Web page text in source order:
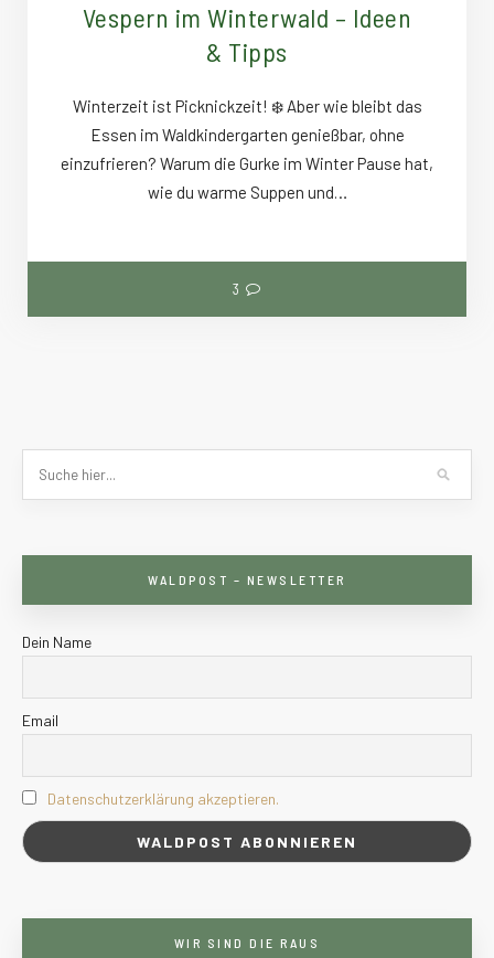
Vespern im Winterwald – Ideen
& Tipps
Winterzeit ist Picknickzeit! ❄️ Aber wie bleibt das
Essen im Waldkindergarten genießbar, ohne
einzufrieren? Warum die Gurke im Winter Pause hat,
wie du warme Suppen und…
3
WALDPOST – NEWSLETTER
Dein Name
Email
Datenschutzerklärung akzeptieren.
WIR SIND DIE RAUS